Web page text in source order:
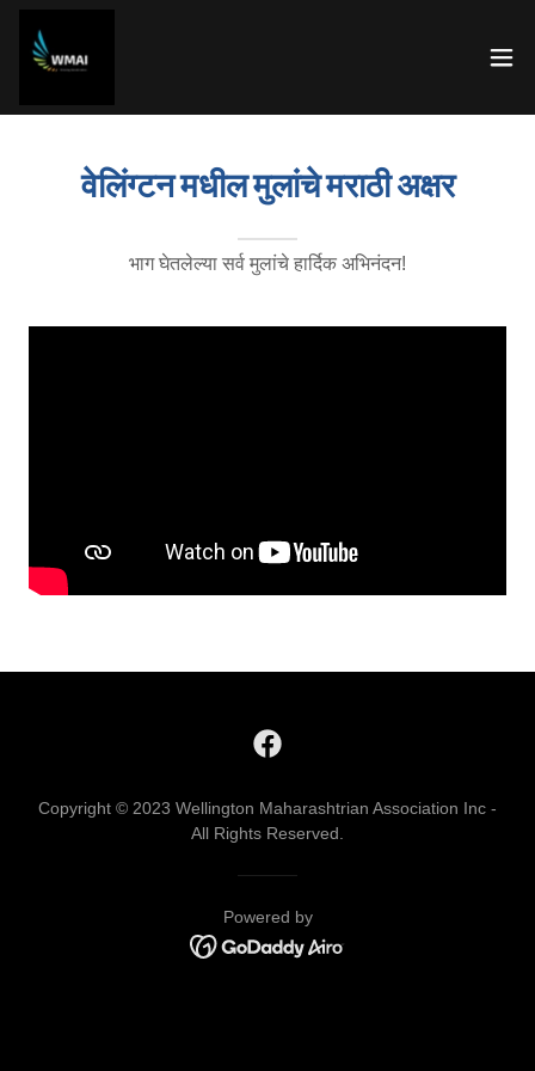
वेलिंग्टन मधील मुलांचे मराठी अक्षर
भाग घेतलेल्या सर्व मुलांचे हार्दिक अभिनंदन!
Copyright © 2023 Wellington Maharashtrian Association Inc -
All Rights Reserved.
Powered by